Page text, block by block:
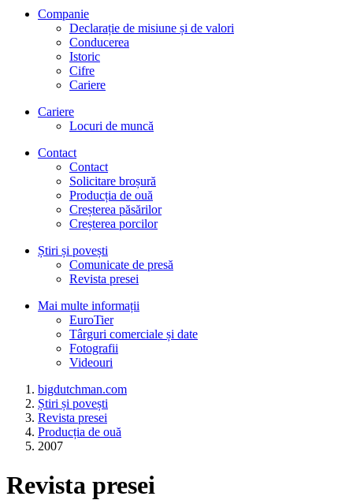
Companie
Declarație de misiune și de valori
Conducerea
Istoric
Cifre
Cariere
Cariere
Locuri de muncă
Contact
Contact
Solicitare broșură
Producția de ouă
Creșterea păsărilor
Creșterea porcilor
Știri și povești
Comunicate de presă
Revista presei
Mai multe informații
EuroTier
Târguri comerciale și date
Fotografii
Videouri
bigdutchman.com
Știri și povești
Revista presei
Producția de ouă
2007
Revista presei